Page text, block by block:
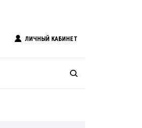
ЛИЧНЫЙ КАБИНЕТ